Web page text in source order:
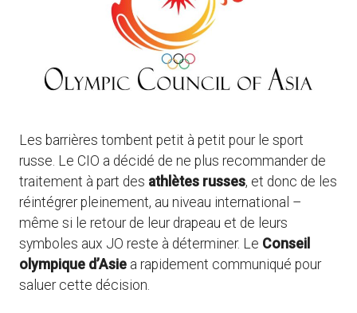
Les barrières tombent petit à petit pour le sport
russe. Le CIO a décidé de ne plus recommander de
traitement à part des athlètes russes, et donc de les
réintégrer pleinement, au niveau international –
même si le retour de leur drapeau et de leurs
symboles aux JO reste à déterminer. Le Conseil
olympique d’Asie a rapidement communiqué pour
saluer cette décision.